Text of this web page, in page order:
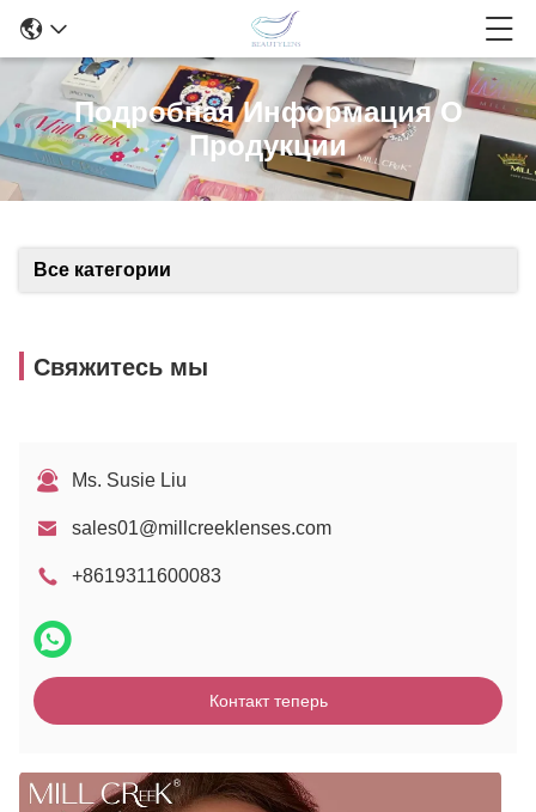
Подробная Информация О
Продукции
Все категории
Свяжитесь мы
Ms. Susie Liu
sales01@millcreeklenses.com
+8619311600083
Контакт теперь